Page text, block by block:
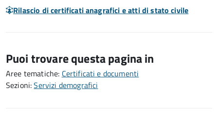
Rilascio di certificati anagrafici e atti di stato civile
Puoi trovare questa pagina in
Aree tematiche: Certificati e documenti
Sezioni:Servizi demografici